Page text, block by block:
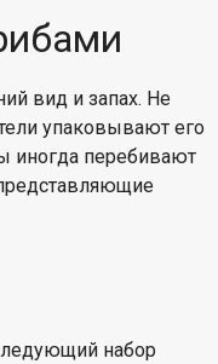
вид и запах. Не
упаковывают его
иногда перебивают
набор